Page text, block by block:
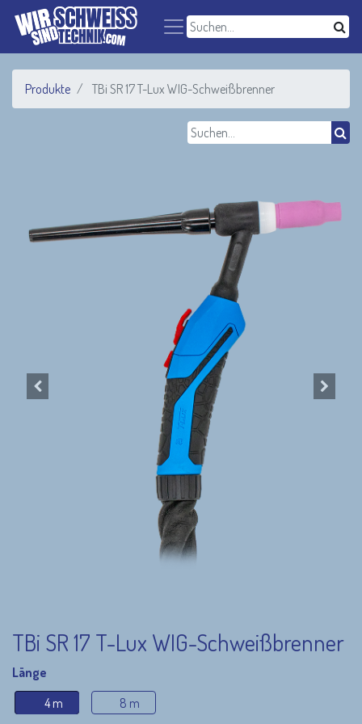
Produkte TBi SR 17 T-Lux WIG-Schweißbrenner
TBi SR 17 T-Lux WIG-Schweißbrenner
Länge
4 m
8 m